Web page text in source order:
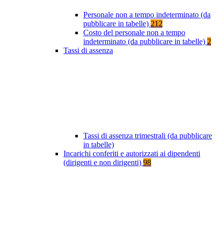
Personale non a tempo indeterminato (da
pubblicare in tabelle) 212
Costo del personale non a tempo
indeterminato (da pubblicare in tabelle) 2
Tassi di assenza
Tassi di assenza trimestrali (da pubblicare
in tabelle)
Incarichi conferiti e autorizzati ai dipendenti
(dirigenti e non dirigenti) 98